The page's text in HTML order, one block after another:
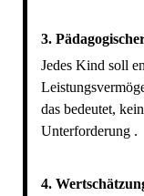
3.
Jedes Kind soll
das bedeutet,
Unterforderung .
4.